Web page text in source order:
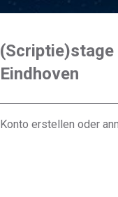
(Scriptie)stage
Eindhoven
Konto erstellen oder